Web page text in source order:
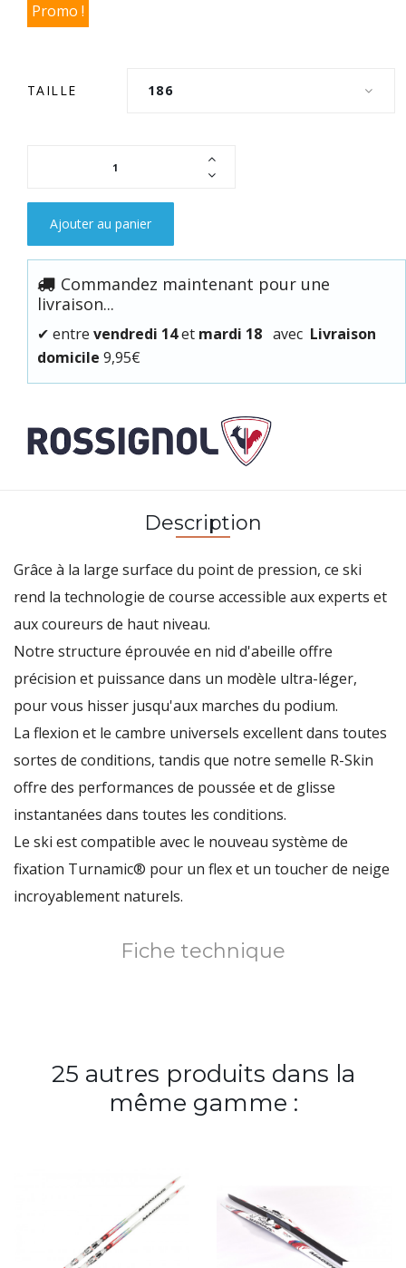
Promo !
TAILLE 186
Ajouter au panier
Commandez maintenant pour une
livraison...
✔ entre vendredi 14et mardi 18 avec Livraison
domicile 9,95€
Description
Grâce à la large surface du point de pression, ce ski
rend la technologie de course accessible aux experts et
aux coureurs de haut niveau.
Notre structure éprouvée en nid d'abeille offre
précision et puissance dans un modèle ultra-léger,
pour vous hisser jusqu'aux marches du podium.
La flexion et le cambre universels excellent dans toutes
sortes de conditions, tandis que notre semelle R-Skin
offre des performances de poussée et de glisse
instantanées dans toutes les conditions.
Le ski est compatible avec le nouveau système de
fixation Turnamic® pour un flex et un toucher de neige
incroyablement naturels.
Fiche technique
25 autres produits dans la
même gamme :